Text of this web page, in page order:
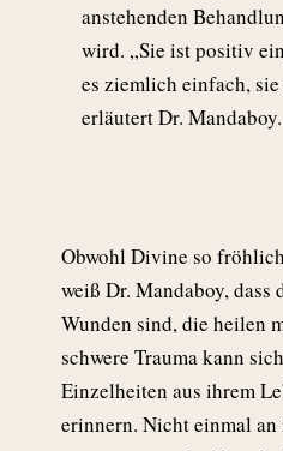
anstehenden
wird. „Sie ist positiv
es ziemlich einfach,
erläutert Dr. Mandaboy.
Obwohl Divine so
weiß Dr. Mandaboy, dass
Wunden sind, die heilen
schwere Trauma kann
Einzelheiten aus ihrem
erinnern. Nicht einmal an